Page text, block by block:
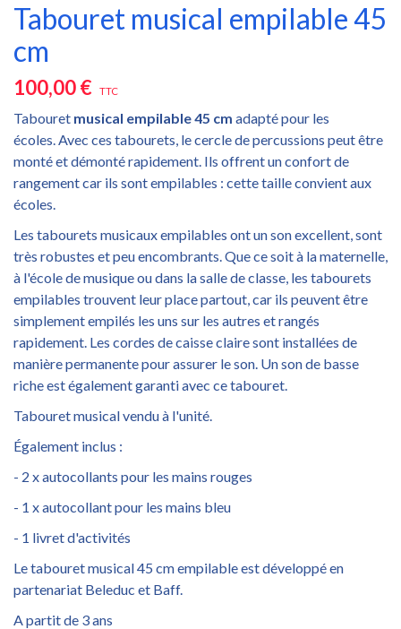
Tabouret musical empilable 45
cm
100,00 € TTC
Tabouret musical empilable 45 cm adapté pour les
écoles. Avec ces tabourets, le cercle de percussions peut être
monté et démonté rapidement. Ils offrent un confort de
rangement car ils sont empilables : cette taille convient aux
écoles.
Les tabourets musicaux empilables ont un son excellent, sont
très robustes et peu encombrants. Que ce soit à la maternelle,
à l'école de musique ou dans la salle de classe, les tabourets
empilables trouvent leur place partout, car ils peuvent être
simplement empilés les uns sur les autres et rangés
rapidement. Les cordes de caisse claire sont installées de
manière permanente pour assurer le son. Un son de basse
riche est également garanti avec ce tabouret.
Tabouret musical vendu à l'unité.
Également inclus :
- 2 x autocollants pour les mains rouges
- 1 x autocollant pour les mains bleu
- 1 livret d'activités
Le tabouret musical 45 cm empilable est développé en
partenariat Beleduc et Baff.
A partit de 3 ans